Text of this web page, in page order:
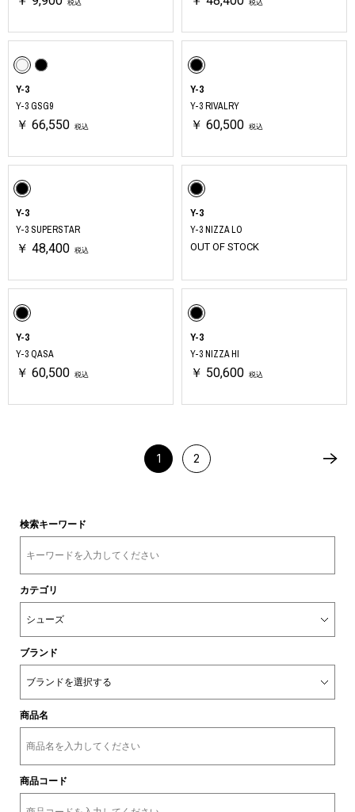
税込 税込
Y-3
Y-3 GSG9
￥ 66,550 税込
Y-3
Y-3 RIVALRY
￥ 60,500 税込
Y-3
Y-3 SUPERSTAR
￥ 48,400 税込
Y-3
Y-3 NIZZA LO
OUT OF STOCK
Y-3
Y-3 QASA
￥ 60,500 税込
Y-3
Y-3 NIZZA HI
￥ 50,600 税込
1 2
検索キーワード
カテゴリ
ブランド
商品名
商品コード